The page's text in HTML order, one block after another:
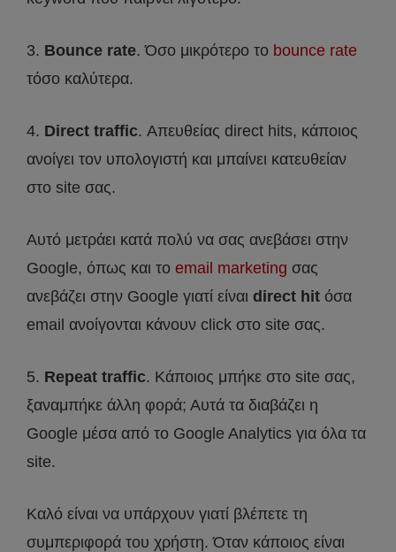
3. Bounce rate. Όσο μικρότερο το bounce rate
τόσο καλύτερα.
4. Direct traffic. Απευθείας direct hits, κάποιος
ανοίγει τον υπολογιστή και μπαίνει κατευθείαν
στο site σας.
Αυτό μετράει κατά πολύ να σας ανεβάσει στην
Google, όπως και το email marketing σας
ανεβάζει στην Google γιατί είναι direct hit όσα
email ανοίγονται κάνουν click στο site σας.
5. Repeat traffic. Κάποιος μπήκε στο site σας,
ξαναμπήκε άλλη φορά; Αυτά τα διαβάζει η
Google μέσα από το Google Analytics για όλα τα
site.
Καλό είναι να υπάρχουν γιατί βλέπετε τη
συμπεριφορά του χρήστη. Όταν κάποιος είναι